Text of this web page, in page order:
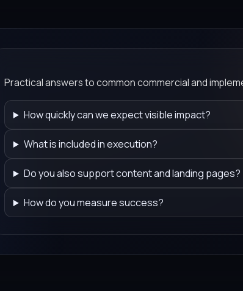
Practical answers to common commercial and
How quickly can we expect visible impact?
What is included in execution?
Do you also support content and landing pages?
How do you measure success?